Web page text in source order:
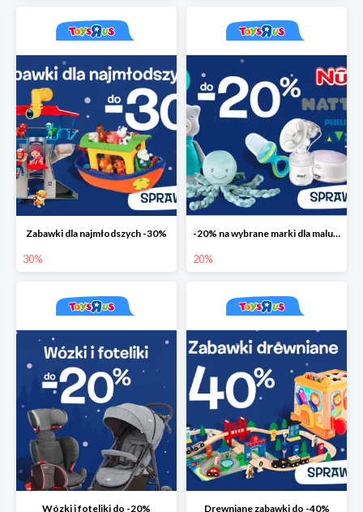
Zabawki dla najmłodszych -30%
30%
-20% na wybrane marki dla maluchów
20%
Wózki i foteliki do -20% Drewniane zabawki do -40%